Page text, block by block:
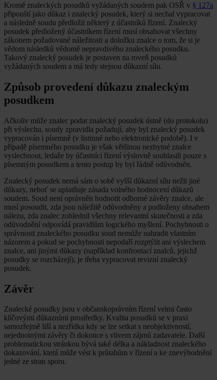
Kromě znaleckých posudků vyžádaných soudem pak OSŘ v § 127a
připouští jako důkaz i znalecký posudek, který si nechal vypracovat
a následně soudu předložil některý z účastníků řízení. Znalecký
posudek předložený účastníkem řízení musí obsahovat všechny
zákonem požadované náležitosti a doložku znalce o tom, že si je
vědom následků vědomě nepravdivého znaleckého posudku.
Takový znalecký posudek je postaven na roveň posudků
vyžádaných soudem a má tedy stejnou důkazní sílu.
Způsob provedení důkazu znaleckým
posudkem
Ačkoliv může znalec podat znalecký posudek ústně (do protokolu)
při výslechu, soudy zpravidla požadují, aby byl znalecký posudek
vypracován i písemně (v listinné nebo elektronické podobě). I v
případě písemného posudku je však většinou nezbytné znalce
vyslechnout, ledaže by účastníci řízení výslovně souhlasili pouze s
písemným posudkem a tento postup by byl řádně odůvodněn.
Znalecký posudek nemá sám o sobě vyšší důkazní sílu nežli jiné
důkazy, neboť se uplatňuje zásada volného hodnocení důkazů
soudem. Soud není oprávněn hodnotit odborné závěry znalce, ale
musí posoudit, zda jsou náležitě odůvodněny a podloženy obsahem
nálezu, zda znalec zohlednil všechny relevantní skutečnosti a zda
odůvodnění odpovídá pravidlům logického myšlení. Pochybnosti o
správnosti znaleckého posudku soud nemůže nahradit vlastním
názorem a pokud se pochybnosti nepodaří rozptýlit ani výslechem
znalce, ani jinými důkazy (například konfrontací znalců, jejichž
posudky se rozcházejí), je třeba vypracovat revizní znalecký
posudek.
Závěr
Znalecké posudky jsou v občanskoprávním řízení velmi často
klíčovými důkazními prostředky. Kvalita posudků se v praxi
samozřejmě liší a nezřídka kdy se lze setkat s neobjektivností,
nejednotnými závěry či dokonce s vlivem zájmů zadavatele. Další
problematickou stránkou bývá také délka a nákladnost znaleckého
dokazování, která může vést k průtahům v řízení a ke znevýhodnění
jedné ze stran sporu.